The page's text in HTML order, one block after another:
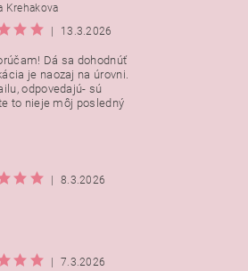
Krehakova
13.3.2026
Dá sa dohodnúť
je naozaj na úrovni.
odpovedajú- sú
to nieje môj posledný
8.3.2026
7.3.2026